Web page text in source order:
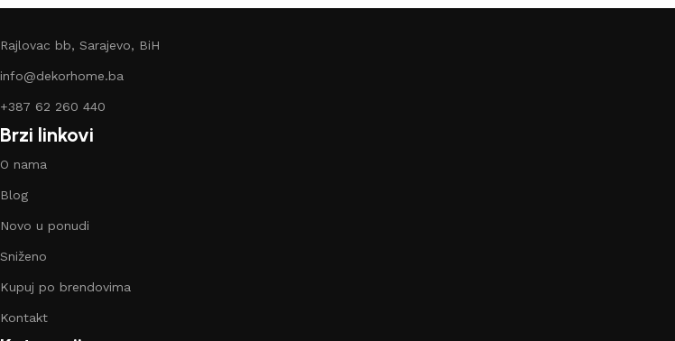
Rajlovac bb, Sarajevo, BiH
info@dekorhome.ba
+387 62 260 440
Brzi linkovi
O nama
Blog
Novo u ponudi
Sniženo
Kupuj po brendovima
Kontakt